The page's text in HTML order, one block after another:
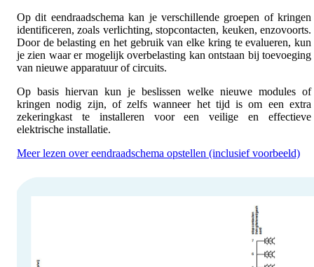
Op dit eendraadschema kan je verschillende groepen of kringen
identificeren, zoals verlichting, stopcontacten, keuken, enzovoorts.
Door de belasting en het gebruik van elke kring te evalueren, kun
je zien waar er mogelijk overbelasting kan ontstaan bij toevoeging
van nieuwe apparatuur of circuits.
Op basis hiervan kun je beslissen welke nieuwe modules of
kringen nodig zijn, of zelfs wanneer het tijd is om een extra
zekeringkast te installeren voor een veilige en effectieve
elektrische installatie.
Meer lezen over eendraadschema opstellen (inclusief voorbeeld)